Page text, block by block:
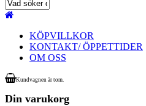
KÖPVILLKOR
KONTAKT/ ÖPPETTIDER
OM OSS
Kundvagnen är tom.
Din varukorg